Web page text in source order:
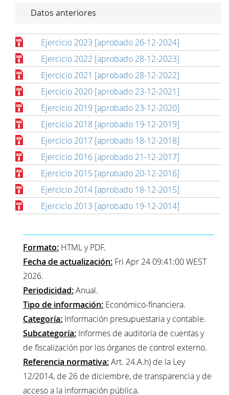
Datos anteriores
Ejercicio 2023 [aprobado 26-12-2024]
Ejercicio 2022 [aprobado 28-12-2023]
Ejercicio 2021 [aprobado 28-12-2022]
Ejercicio 2020 [aprobado 23-12-2021]
Ejercicio 2019 [aprobado 23-12-2020]
Ejercicio 2018 [aprobado 19-12-2019]
Ejercicio 2017 [aprobado 18-12-2018]
Ejercicio 2016 [aprobado 21-12-2017]
Ejercicio 2015 [aprobado 20-12-2016]
Ejercicio 2014 [aprobado 18-12-2015]
Ejercicio 2013 [aprobado 19-12-2014]
Formato: HTML y PDF.
Fecha de actualización: Fri Apr 24 09:41:00 WEST
2026.
Periodicidad:Anual.
Tipo de información: Económico-financiera.
Categoría: Información presupuestaria y contable.
Subcategoría: Informes de auditoría de cuentas y
de fiscalización por los órganos de control externo.
Referencia normativa:Art. 24.A.h) de la Ley
12/2014, de 26 de diciembre, de transparencia y de
acceso a la información pública.